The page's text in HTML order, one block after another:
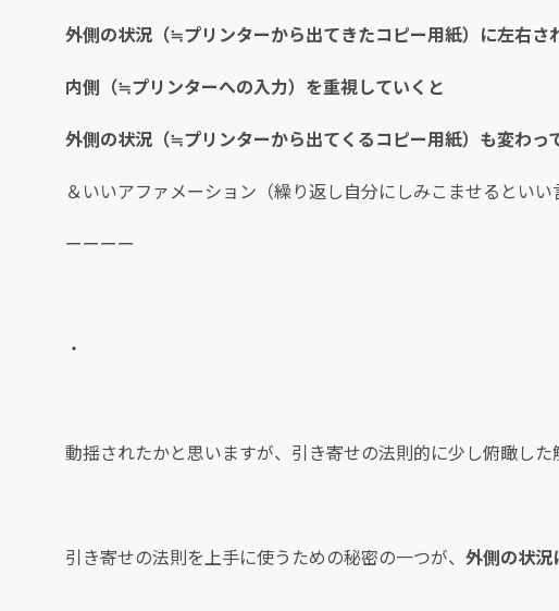
外側の状況（≒プリンターから出てきたコピー用紙）に左右さ
内側（≒プリンターへの入力）を重視していくと
外側の状況（≒プリンターから出てくるコピー用紙）も変わっ
＆いいアファメーション（繰り返し自分にしみこませるとい
ーーーー
・
動揺されたかと思いますが、引き寄せの法則的に少し俯瞰した
引き寄せの法則を上手に使うための秘密の一つが、 外側の状況